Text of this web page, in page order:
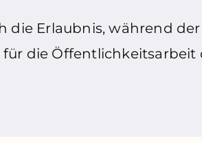
die Erlaubnis, während
die